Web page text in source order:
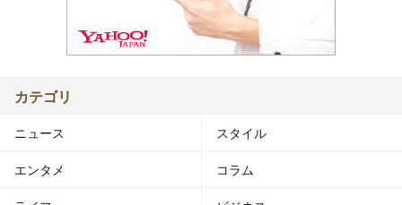
カテゴリ
ニュース スタイル
エンタメ コラム